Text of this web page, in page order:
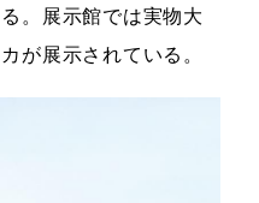
。展示館では実物大
が展示されている。